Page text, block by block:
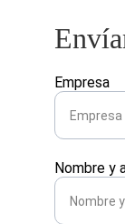
Empresa
Nombre y